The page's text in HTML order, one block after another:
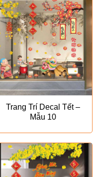
Trang Trí Decal Tết –
Mẫu 10